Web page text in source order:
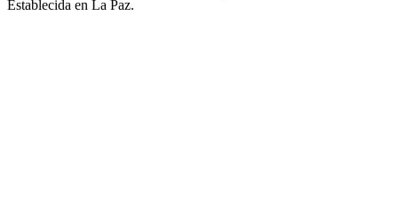
Establecida en La Paz.